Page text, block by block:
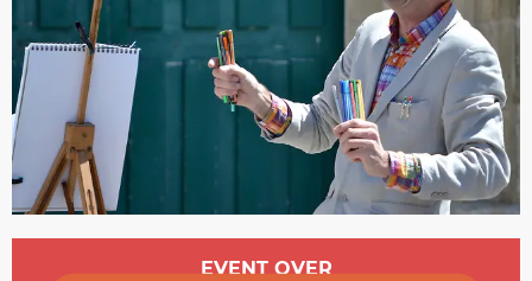
Opening hours & contact details
EVENT OVER